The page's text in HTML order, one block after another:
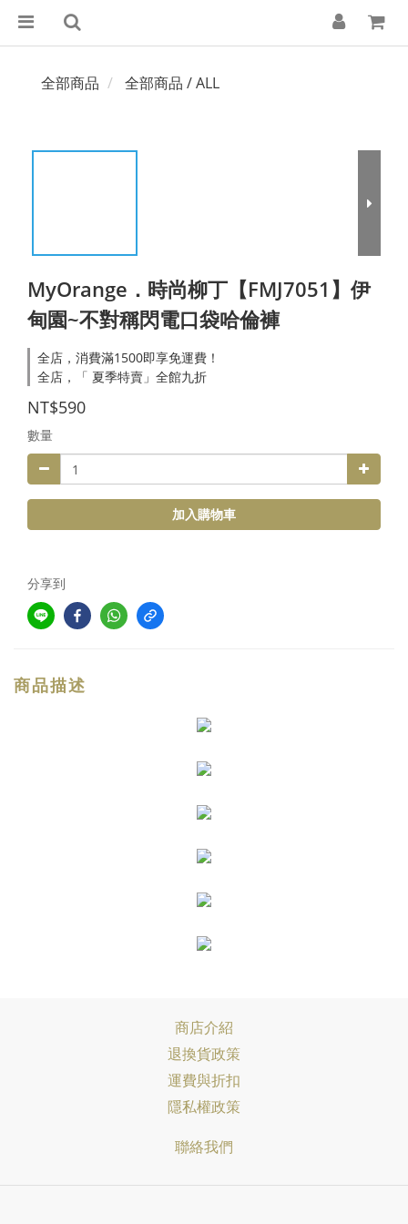
全部商品 全部商品 / ALL
MyOrange．時尚柳丁【FMJ7051】伊
甸園~不對稱閃電口袋哈倫褲
全店，消費滿1500即享免運費！
全店，「 夏季特賣」全館九折
NT$590
數量
加入購物車
分享到
商品描述
商店介紹
退換貨政策
運費與折扣
隱私權政策
聯絡我們